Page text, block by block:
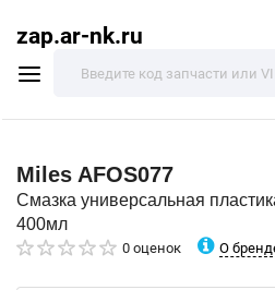
zap.ar-nk.ru
Miles AFOS077
Смазка универсальная
400мл
0 оценок О